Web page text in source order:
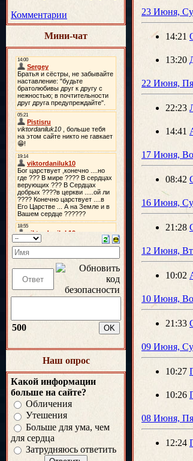
Комментарии
Мини-чат
500
Наш опрос
Какой информации
больше на сайте?
Обличения
Утешения
Больше для ума, чем
для сердца
Затрудняюсь ответить
23 Июня,
14:21
13:20
22 Июня,
22:23
14:41
17 Июня,
08:42
16 Июня,
21:28
12 Июня,
10:02
10 Июня,
21:33
09 Июня,
10:27
10:26
08 Июня,
12:24